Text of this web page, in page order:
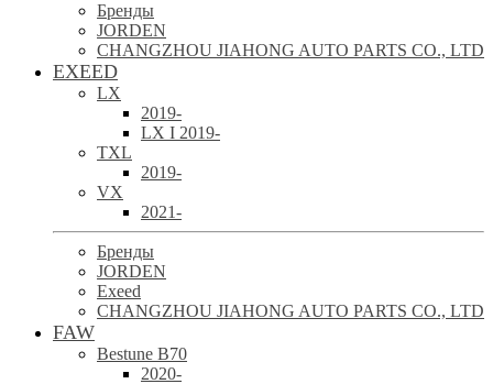
Бренды
JORDEN
CHANGZHOU JIAHONG AUTO PARTS CO., LTD
EXEED
LX
2019-
LX I 2019-
TXL
2019-
VX
2021-
Бренды
JORDEN
Exeed
CHANGZHOU JIAHONG AUTO PARTS CO., LTD
FAW
Bestune B70
2020-